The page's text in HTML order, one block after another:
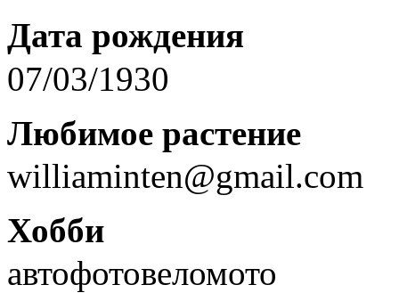
Дата рождения
07/03/1930
Любимое растение
williaminten@gmail.com
Хобби
автофотовеломото